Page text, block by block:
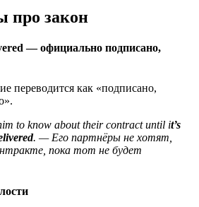
про закон
— официально подписано,
переводится как «подписано,
to know about their contract until it’s
. — Его партнёры не хотят,
пока тот не будет